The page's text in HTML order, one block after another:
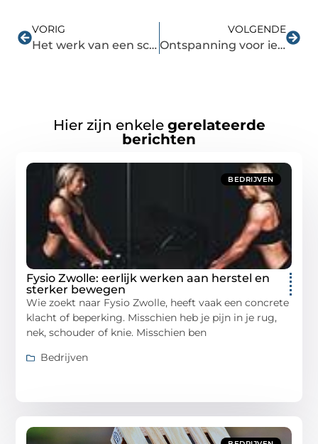
VORIG
Het werk van een schuldhulpverlener
VOLGENDE
Ontspanning voor iedereen bij schoonheidssalon Hengelo
Hier zijn enkele gerelateerde
berichten
BEDRIJVEN
Fysio Zwolle: eerlijk werken aan herstel en
sterker bewegen
Wie zoekt naar Fysio Zwolle, heeft vaak een concrete
klacht of beperking. Misschien heb je pijn in je rug,
nek, schouder of knie. Misschien ben
Bedrijven